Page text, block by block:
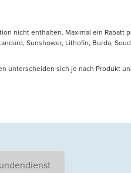
nicht enthalten. Maximal ein Rabatt
Sunshower, Lithofin, Burda,
unterscheiden sich je nach Produkt